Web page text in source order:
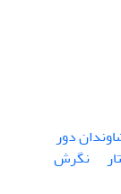
دور
نگرش